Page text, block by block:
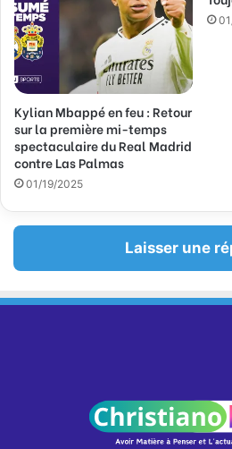
Kylian Mbappé en feu : Retour
sur la première mi-temps
spectaculaire du Real Madrid
contre Las Palmas
01/19/2025
Laisser une